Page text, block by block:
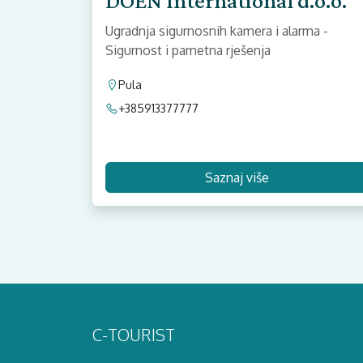
Ugradnja sigurnosnih kamera i alarma -
Sigurnost i pametna rješenja
Pula
+385913377777
Saznaj više
C-TOURIST